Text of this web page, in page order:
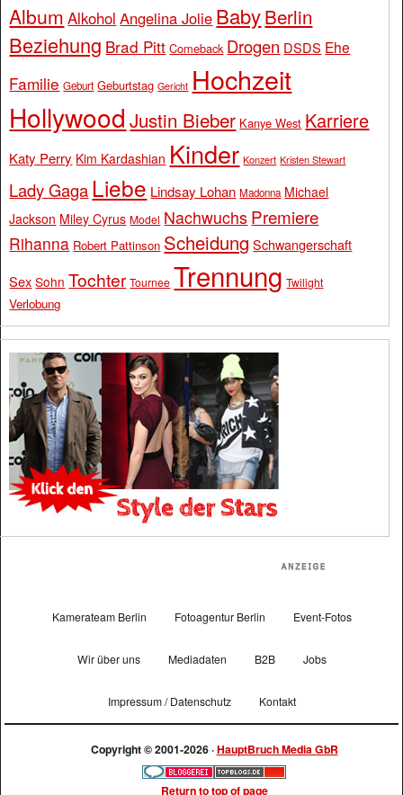
Album Alkohol Angelina Jolie BabyBerlin
Beziehung Brad Pitt Comeback Drogen DSDS Ehe
Familie Geburt Geburtstag Gericht Hochzeit
Hollywood Justin Bieber Kanye West Karriere
Katy Perry Kim Kardashian Kinder Konzert Kristen Stewart
Lady Gaga Liebe Lindsay Lohan Madonna Michael
Jackson Miley Cyrus Model Nachwuchs Premiere
Rihanna Robert Pattinson Scheidung Schwangerschaft
Sex Sohn Tochter Tournee Trennung Twilight
Verlobung
Kamerateam Berlin Fotoagentur Berlin Event-Fotos
Wir über uns Mediadaten B2B Jobs
Impressum / Datenschutz Kontakt
Copyright © 2001-2026 ·HauptBruch Media GbR
Return to top of page